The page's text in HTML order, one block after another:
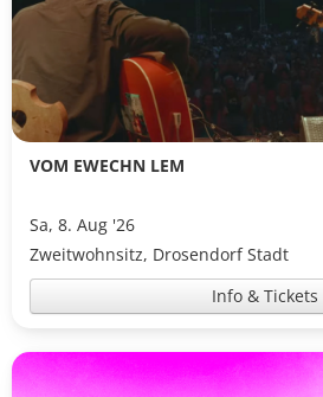
VOM EWECHN LEM
Sa, 8. Aug '26
Zweitwohnsitz, Drosendorf Stadt
Info & Tickets